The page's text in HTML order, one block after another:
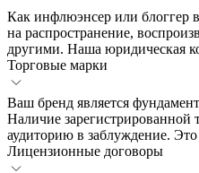
Как инфлюэнсер или блоггер
на распространение,
другими. Наша юридическая
Торговые марки
Ваш бренд является
Наличие зарегистрированной
аудиторию в заблуждение.
Лицензионные договоры